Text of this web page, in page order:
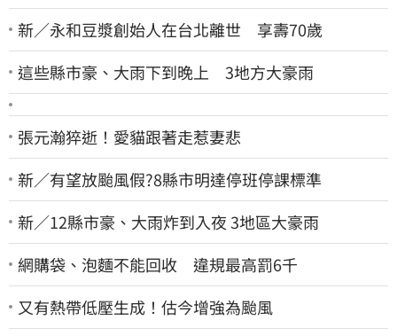
新／永和豆漿創始人在台北離世 享壽70歲
這些縣市豪、大雨下到晚上 3地方大豪雨
張元瀚猝逝！愛貓跟著走惹妻悲
新／有望放颱風假?8縣市明達停班停課標準
新／12縣市豪、大雨炸到入夜 3地區大豪雨
網購袋、泡麵不能回收 違規最高罰6千
又有熱帶低壓生成！估今增強為颱風